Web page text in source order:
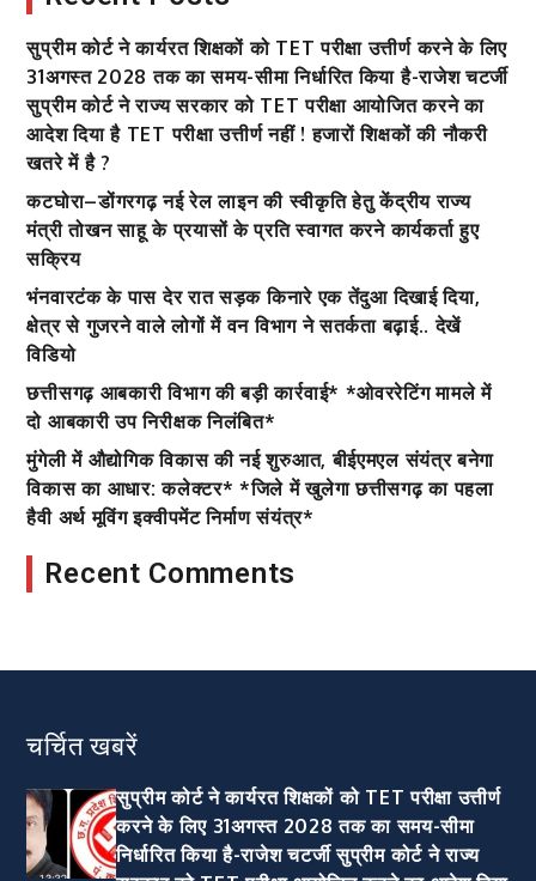
गिरफ़्तार
सुप्रीम कोर्ट ने कार्यरत शिक्षकों को TET परीक्षा उत्तीर्ण करने के लिए
31अगस्त 2028 तक का समय-सीमा निर्धारित किया है-राजेश चटर्जी
सुप्रीम कोर्ट ने राज्य सरकार को TET परीक्षा आयोजित करने का
आदेश दिया है TET परीक्षा उत्तीर्ण नहीं ! हजारों शिक्षकों की नौकरी
खतरे में है ?
कटघोरा–डोंगरगढ़ नई रेल लाइन की स्वीकृति हेतु केंद्रीय राज्य
मंत्री तोखन साहू के प्रयासों के प्रति स्वागत करने कार्यकर्ता हुए
सक्रिय
भंनवारटंक के पास देर रात सड़क किनारे एक तेंदुआ दिखाई दिया,
क्षेत्र से गुजरने वाले लोगों में वन विभाग ने सतर्कता बढ़ाई.. देखें
विडियो
छत्तीसगढ़ आबकारी विभाग की बड़ी कार्रवाई* *ओवररेटिंग मामले में
दो आबकारी उप निरीक्षक निलंबित*
मुंगेली में औद्योगिक विकास की नई शुरुआत, बीईएमएल संयंत्र बनेगा
विकास का आधार: कलेक्टर* *जिले में खुलेगा छत्तीसगढ़ का पहला
हैवी अर्थ मूविंग इक्वीपमेंट निर्माण संयंत्र*
Recent Comments
चर्चित खबरें
सुप्रीम कोर्ट ने कार्यरत शिक्षकों को TET परीक्षा उत्तीर्ण
करने के लिए 31अगस्त 2028 तक का समय-सीमा
निर्धारित किया है-राजेश चटर्जी सुप्रीम कोर्ट ने राज्य